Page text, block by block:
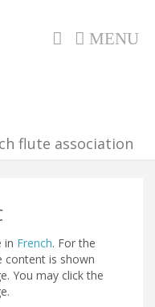
MENU
in French. For the
content is shown
You may click the